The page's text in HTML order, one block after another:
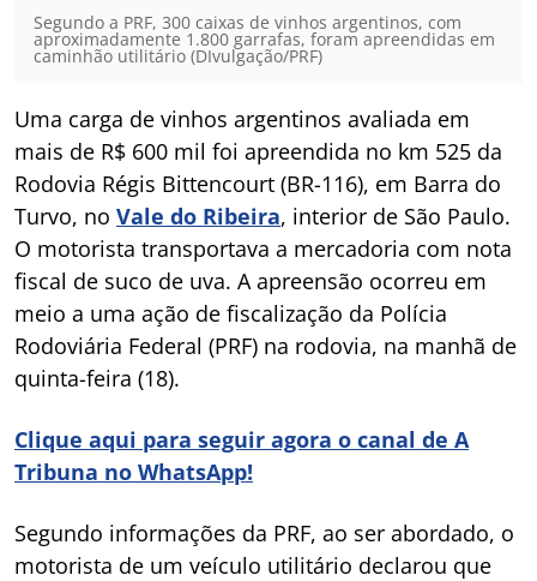
Segundo a PRF, 300 caixas de vinhos argentinos, com
aproximadamente 1.800 garrafas, foram apreendidas em
caminhão utilitário (DIvulgação/PRF)
Uma carga de vinhos argentinos avaliada em
mais de R$ 600 mil foi apreendida no km 525 da
Rodovia Régis Bittencourt (BR-116), em Barra do
Turvo, no Vale do Ribeira, interior de São Paulo.
O motorista transportava a mercadoria com nota
fiscal de suco de uva. A apreensão ocorreu em
meio a uma ação de fiscalização da Polícia
Rodoviária Federal (PRF) na rodovia, na manhã de
quinta-feira (18).
Clique aqui para seguir agora o canal de A
Tribuna no WhatsApp!
Segundo informações da PRF, ao ser abordado, o
motorista de um veículo utilitário declarou que